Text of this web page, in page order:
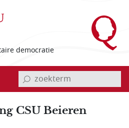
democratie
invoerveld zoekterm
CSU Beieren